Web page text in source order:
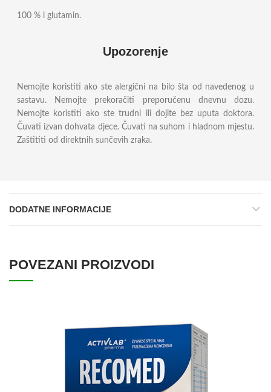
100 % l glutamin.
Upozorenje
Nemojte koristiti ako ste alergični na bilo šta od navedenog u
sastavu. Nemojte prekoračiti preporučenu dnevnu dozu.
Nemojte koristiti ako ste trudni ili dojite bez uputa doktora.
Čuvati izvan dohvata djece. Čuvati na suhom i hladnom mjestu.
Zaštititi od direktnih sunčevih zraka.
DODATNE INFORMACIJE
POVEZANI PROIZVODI